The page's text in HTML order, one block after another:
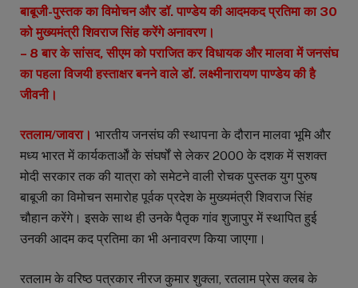
बाबूजी-पुस्तक का विमोचन और डॉ. पाण्डेय की आदमकद प्रतिमा का 30
को मुख्यमंत्री शिवराज सिंह करेंगे अनावरण।
– 8 बार के सांसद, सीएम को पराजित कर विधायक और मालवा में जनसंघ
का पहला विजयी हस्ताक्षर बनने वाले डॉ. लक्ष्मीनारायण पाण्डेय की है
जीवनी।
रतलाम/जावरा। भारतीय जनसंघ की स्थापना के दौरान मालवा भूमि और
मध्य भारत में कार्यकतार्ओं के संघर्षों से लेकर 2000 के दशक में सशक्त
मोदी सरकार तक की यात्रा को समेटने वाली रोचक पुस्तक युग पुरुष
बाबूजी का विमोचन समारोह पूर्वक प्रदेश के मुख्यमंत्री शिवराज सिंह
चौहान करेंगे। इसके साथ ही उनके पैतृक गांव शुजापुर में स्थापित हुई
उनकी आदम कद प्रतिमा का भी अनावरण किया जाएगा।
रतलाम के वरिष्ठ पत्रकार नीरज कुमार शुक्ला, रतलाम प्रेस क्लब के